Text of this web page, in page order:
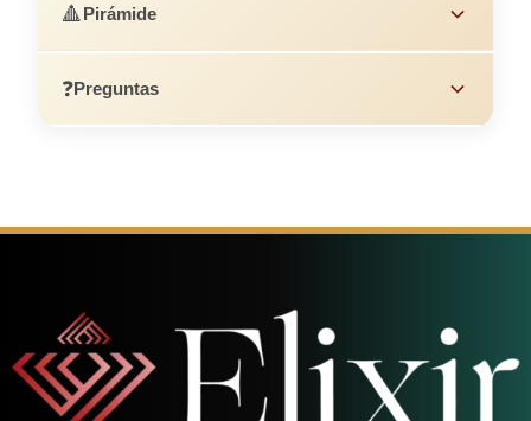
🔺Pirámide
❓Preguntas